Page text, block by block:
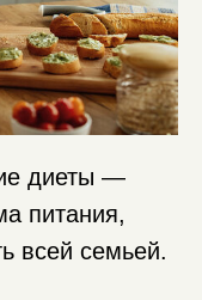
диеты —
питания,
всей семьей.